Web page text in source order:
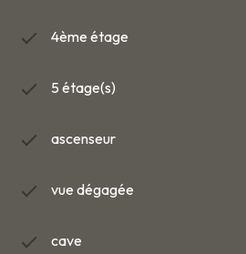
4ème étage
5 étage(s)
ascenseur
vue dégagée
cave